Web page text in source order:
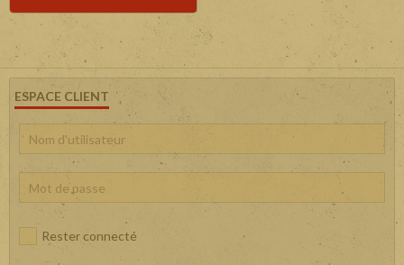
ESPACE CLIENT
Rester connecté